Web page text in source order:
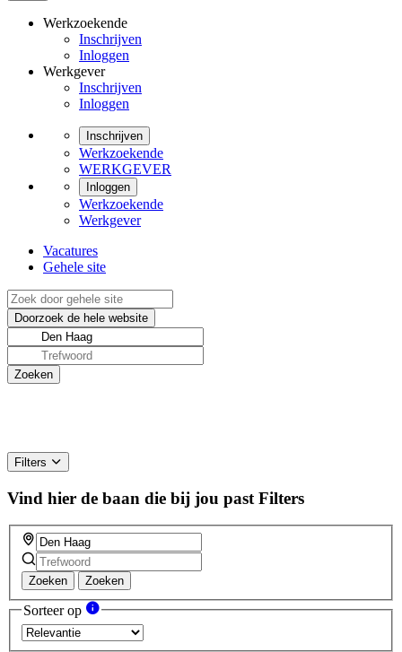
Werkzoekende
Inschrijven
Inloggen
Werkgever
Inschrijven
Inloggen
Inschrijven
Werkzoekende
WERKGEVER
Inloggen
Werkzoekende
Werkgever
Vacatures
Gehele site
Filters
Vind hier de baan die bij jou past Filters
Zoeken Zoeken
Sorteer op